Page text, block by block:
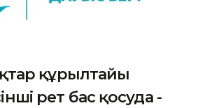
құрылтайы
рет бас қосуда -